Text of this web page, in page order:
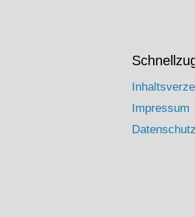
Impressum
Datenschutz